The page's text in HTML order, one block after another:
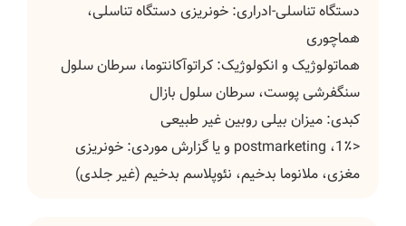
دستگاه تناسلی-ادراری: خونریزی دستگاه تناسلی،
هماچوری
هماتولوژیک و انکولوژیک: کراتوآکانتوما، سرطان سلول
سنگفرشی پوست، سرطان سلول بازال
کبدی: میزان بیلی روبین غیر طبیعی
<1٪، postmarketing و یا گزارش موردی: خونریزی
مغزی، ملانوما بدخیم، نئوپلاسم بدخیم (غیر جلدی)